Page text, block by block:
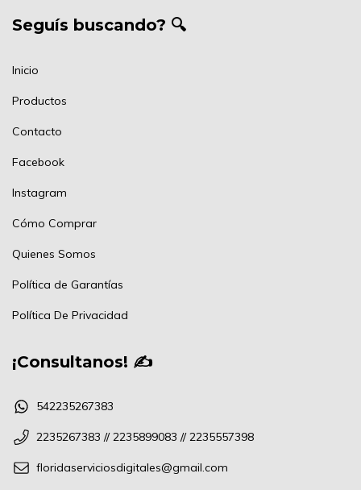
Seguís buscando? 🔍
Inicio
Productos
Contacto
Facebook
Instagram
Cómo Comprar
Quienes Somos
Política de Garantías
Política De Privacidad
¡Consultanos! ✍
542235267383
2235267383 // 2235899083 // 2235557398
floridaserviciosdigitales@gmail.com